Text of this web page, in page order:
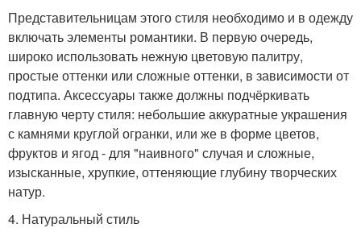
Представительницам этого стиля необходимо и в одежду
включать элементы романтики. В первую очередь,
широко использовать нежную цветовую палитру,
простые оттенки или сложные оттенки, в зависимости от
подтипа. Аксессуары также должны подчёркивать
главную черту стиля: небольшие аккуратные украшения
с камнями круглой огранки, или же в форме цветов,
фруктов и ягод - для "наивного" случая и сложные,
изысканные, хрупкие, оттеняющие глубину творческих
натур.
4. Натуральный стиль